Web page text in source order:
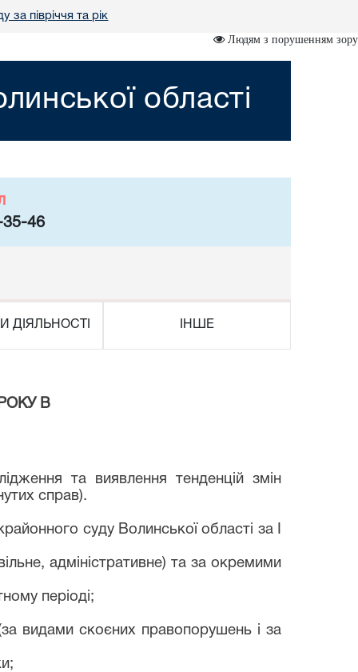
за півріччя та рік
Людям з порушенням зору
області
35-46
ДІЯЛЬНОСТІ ІНШЕ
В
та виявлення тенденцій змін
справ).
суду Волинської області за І
адміністративне) та за окремими
періоді;
(за видами скоєних правопорушень і за